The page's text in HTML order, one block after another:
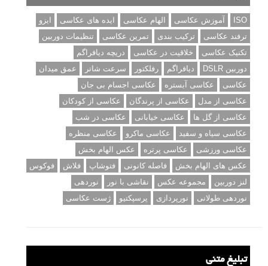
ISO آموزش عکاسی الهام عکاسی ایده های عکاسی
ایزو
ترفند عکاسی
ترکیب بندی تمرین عکاسی
تنظیمات دوربین
تکنیک عکاسی
خلاقیت در عکاسی
دریچه دیافراگم
دوربین DSLR
دیافراگم رفلکتور سرعت شاتر
عمق میدان
عکاسی
عکاسی آبستره
عکاسی اجسام بی جان
عکاسی از مدل
عکاسی از پرندگان
عکاسی از کودکان
عکاسی از گل ها
عکاسی خیابانی
عکاسی در شب
عکاسی سیاه و سفید
عکاسی ماکرو
عکاسی منظره
عکاسی ورزشی
عکاسی پرتره
عکس الهام بخش
عکس های الهام بخش
فاصله کانونی فتوشاپ فلاش
فوکوس
لنز دوربین
مجموعه عکس نقاشی با نور
نوردهی
نوردهی طولانی
نورپردازی پرسپکتیو ژست عکاسی
تبلیغ متنی